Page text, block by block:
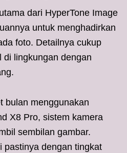
dari HyperTone Image
untuk menghadirkan
foto. Detailnya cukup
di lingkungan dengan
bulan menggunakan
X8 Pro, sistem kamera
sembilan gambar.
pastinya dengan tingkat